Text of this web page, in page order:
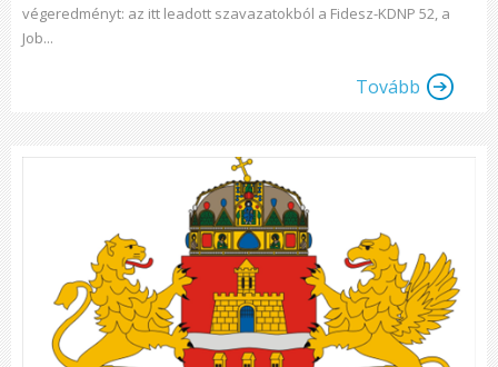
végeredményt: az itt leadott szavazatokból a Fidesz-KDNP 52, a
Job...
Tovább